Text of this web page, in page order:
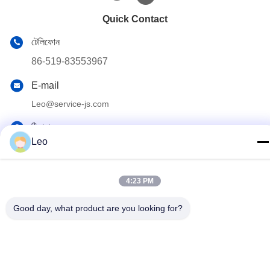
Quick Contact
টেলিফোন
86-519-83553967
E-mail
Leo@service-js.com
ঠিকানা
হাই-টেক ইন্ডাস্ট্রিয়াল পার্ক উজিন জোন, চাংঝু, জিয়াংসু প্রদেশ, চীন
গোপনীয়তা নীতি|সাইটম্যাপ
চীন ভাল মানের সিমেন্টিং ফ্লোট সরঞ্জাম সরবরাহকারী. কপিরাইট © 2023-2026 Jiangsu
Leo
4:23 PM
Good day, what product are you looking for?